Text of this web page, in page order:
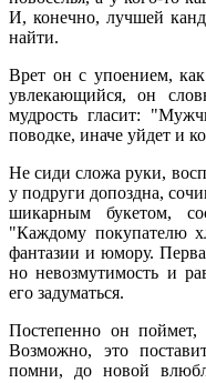
И, конечно, лучшей
найти.
Врет он с упоением,
увлекающийся, он
мудрость гласит:
поводке, иначе уйдет и
Не сиди сложа руки,
у подруги допоздна,
шикарным букетом,
"Каждому покупателю
фантазии и юмору.
но невозмутимость и
его задуматься.
Постепенно он
Возможно, это
помни, до новой